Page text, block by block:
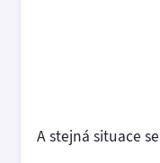
A stejná situace